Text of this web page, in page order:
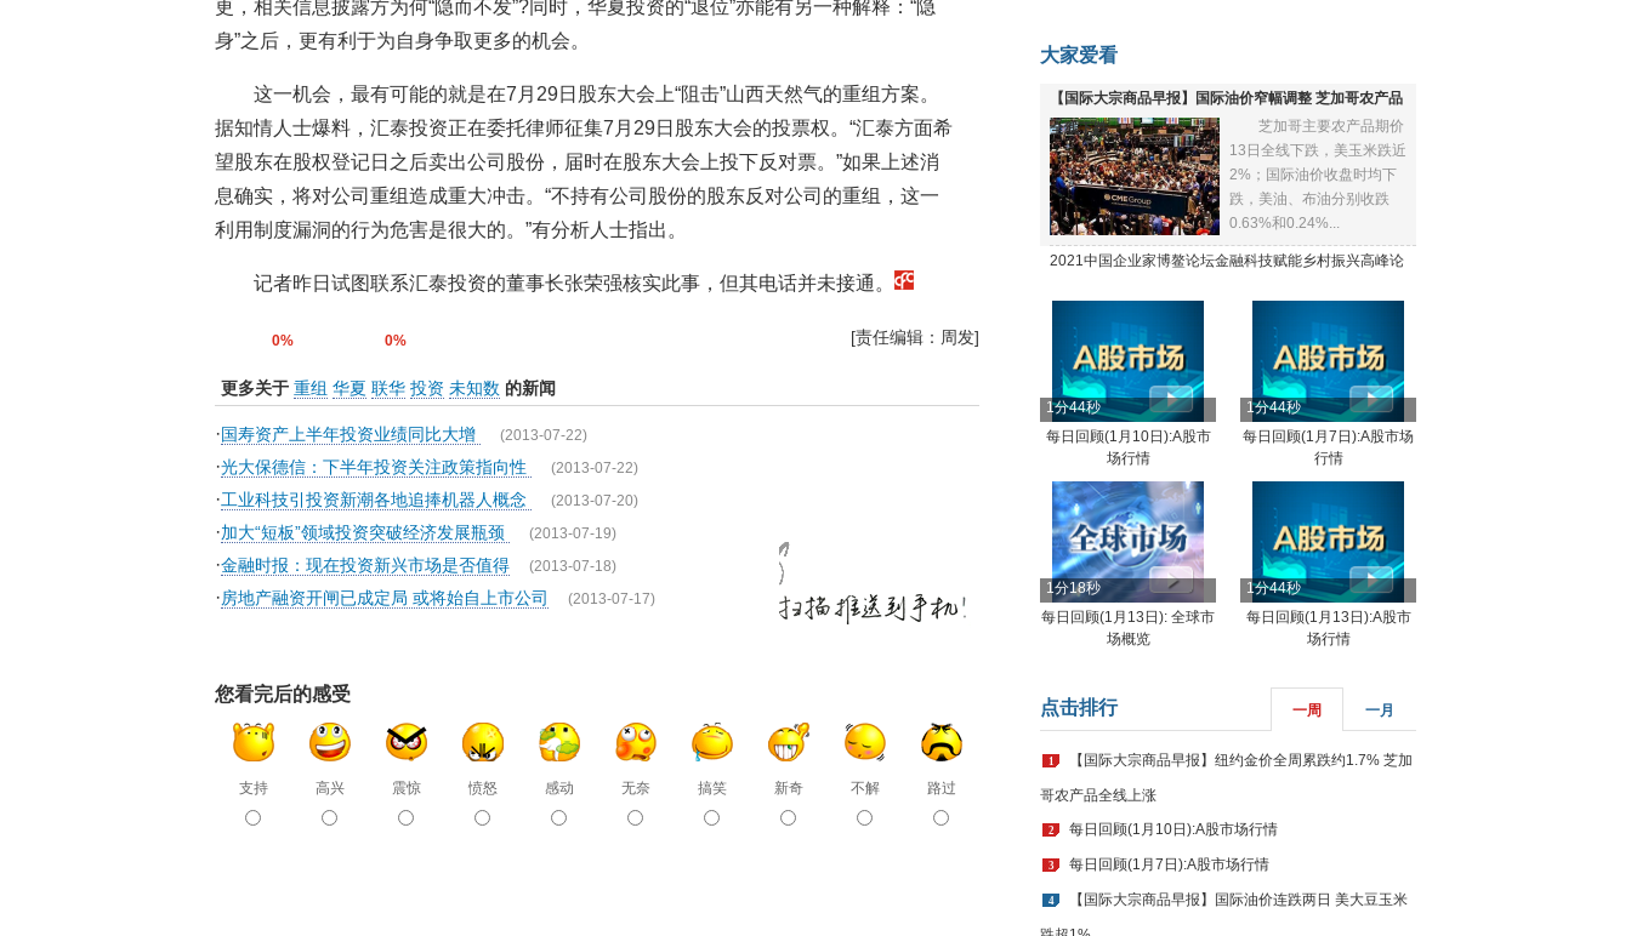
更，相关信息披露方为何“隐而不发”?同时，华夏投资的“退位”亦能有另一种解释：“隐
身”之后，更有利于为自身争取更多的机会。
这一机会，最有可能的就是在7月29日股东大会上“阻击”山西天然气的重组方案。
据知情人士爆料，汇泰投资正在委托律师征集7月29日股东大会的投票权。“汇泰方面希
望股东在股权登记日之后卖出公司股份，届时在股东大会上投下反对票。”如果上述消
息确实，将对公司重组造成重大冲击。“不持有公司股份的股东反对公司的重组，这一
利用制度漏洞的行为危害是很大的。”有分析人士指出。
记者昨日试图联系汇泰投资的董事长张荣强核实此事，但其电话并未接通。
0% 0% [责任编辑：周发]
更多关于 重组 华夏 联华 投资 未知数 的新闻
·国寿资产上半年投资业绩同比大增 (2013-07-22)
·光大保德信：下半年投资关注政策指向性 (2013-07-22)
·工业科技引投资新潮各地追捧机器人概念 (2013-07-20)
·加大“短板”领域投资突破经济发展瓶颈 (2013-07-19)
·金融时报：现在投资新兴市场是否值得 (2013-07-18)
·房地产融资开闸已成定局 或将始自上市公司 (2013-07-17)
您看完后的感受
支持 高兴 震惊 愤怒 感动 无奈 搞笑 新奇 不解 路过
大家爱看
【国际大宗商品早报】国际油价窄幅调整 芝加哥农产品
全线下跌
芝加哥主要农产品期价
13日全线下跌，美玉米跌近
2%；国际油价收盘时均下
跌，美油、布油分别收跌
0.63%和0.24%...
2021中国企业家博鳌论坛金融科技赋能乡村振兴高峰论
1分44秒
每日回顾(1月10日):A股市
场行情
1分44秒
每日回顾(1月7日):A股市场
行情
1分18秒
每日回顾(1月13日): 全球市
场概览
1分44秒
每日回顾(1月13日):A股市
场行情
点击排行 一周 一月
1 【国际大宗商品早报】纽约金价全周累跌约1.7% 芝加
哥农产品全线上涨
2 每日回顾(1月10日):A股市场行情
3 每日回顾(1月7日):A股市场行情
4 【国际大宗商品早报】国际油价连跌两日 美大豆玉米